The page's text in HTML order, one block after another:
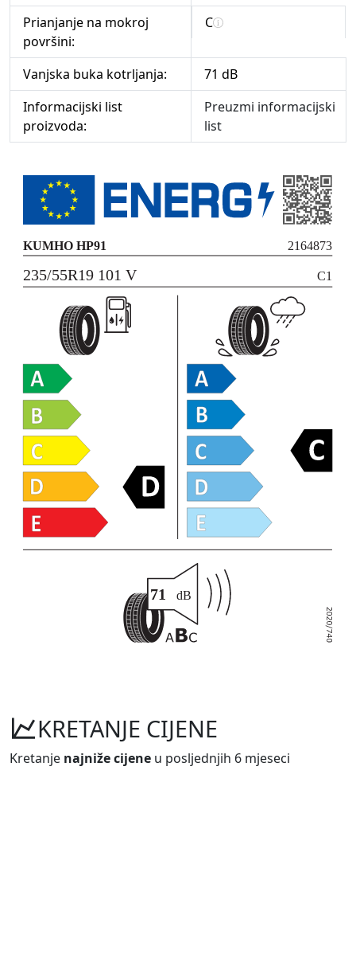
Prianjanje na mokroj
površini:
C
Vanjska buka kotrljanja:
71 dB
Informacijski list
proizvoda:
Preuzmi informacijski
list
KRETANJE CIJENE
Kretanje najniže cijene u posljednjih 6 mjeseci